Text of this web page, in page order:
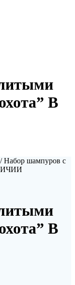
В
/ Набор шампуров с
В